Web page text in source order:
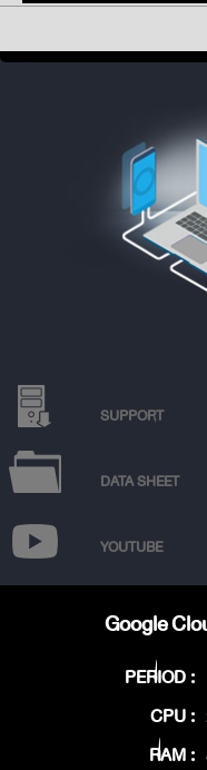
SUPPORT
DATA SHEET
YOUTUBE
Google
PERIOD :
CPU :
RAM :